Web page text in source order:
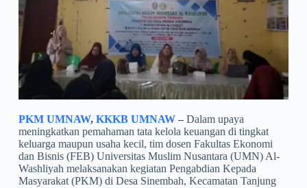
PKM UMNAW, KKKB UMNAW–Dalam upaya
meningkatkan pemahaman tata kelola keuangan di tingkat
keluarga maupun usaha kecil, tim dosen Fakultas Ekonomi
dan Bisnis (FEB) Universitas Muslim Nusantara (UMN) Al-
Washliyah melaksanakan kegiatan Pengabdian Kepada
Masyarakat (PKM) di Desa Sinembah, Kecamatan Tanjung